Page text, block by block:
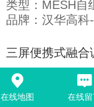
类型：MESH自
品牌：汉华高科
三屏便携式融合
编号：
类型：MESH自
在线地图 在线